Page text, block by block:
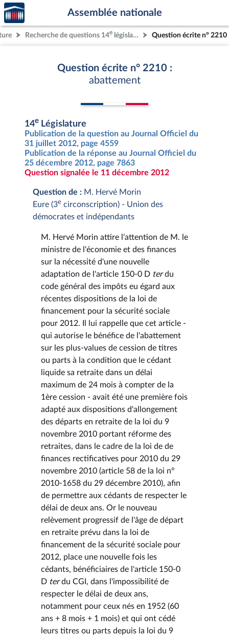
Aller au contenu
Aller en bas de la page
Accèder
à la
page
d'accueil
Assemblée nationale
Recherche de questions 14e législature Question écrite n° 2210
Question écrite n° 2210 :
abattement
14e Législature
Publication de la question au Journal Officiel du
31 juillet 2012, page 4559
Publication de la réponse au Journal Officiel du
25 décembre 2012, page 7863
Question signalée le 11 décembre 2012
Question de : M. Hervé Morin
Eure (3e circonscription) - Union des
démocrates et indépendants
M. Hervé Morin attire l'attention de M. le
ministre de l'économie et des finances
sur la nécessité d'une nouvelle
adaptation de l'article 150-0 D terdu
code général des impôts eu égard aux
récentes dispositions de la loi de
financement pour la sécurité sociale
pour 2012. Il lui rappelle que cet article -
qui autorise le bénéfice de l'abattement
sur les plus-values de cession de titres
ou parts à la condition que le cédant
liquide sa retraite dans un délai
maximum de 24 mois à compter de la
1ère cession - avait été une première fois
adapté aux dispositions d'allongement
des départs en retraite de la loi du 9
novembre 2010 portant réforme des
retraites, dans le cadre de la loi de de
finances rectificatives pour 2010 du 29
novembre 2010 (article 58 de la loi n°
2010-1658 du 29 décembre 2010), afin
de permettre aux cédants de respecter le
délai de deux ans. Or le nouveau
relèvement progressif de l'âge de départ
en retraite prévu dans la loi de
financement de la sécurité sociale pour
2012, place une nouvelle fois les
cédants, bénéficiaires de l'article 150-0
D terdu CGI, dans l'impossibilité de
respecter le délai de deux ans,
notamment pour ceux nés en 1952 (60
ans + 8 mois + 1 mois) et qui ont cédé
leurs titres ou parts depuis la loi du 9